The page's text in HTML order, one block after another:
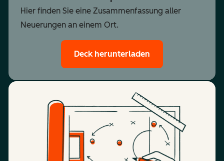
Hier finden Sie eine Zusammenfassung aller
Neuerungen an einem Ort.
Deck herunterladen